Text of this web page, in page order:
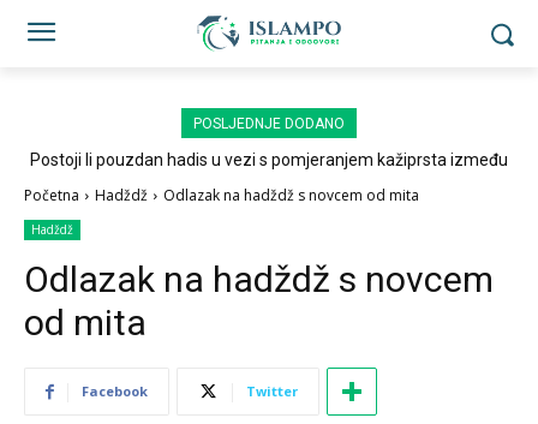
POSLJEDNJE DODANO
Postoji li pouzdan hadis u vezi s pomjeranjem kažiprsta između
Početna Hadždž Odlazak na hadždž s novcem od mita
Hadždž
Odlazak na hadždž s novcem
od mita
Facebook Twitter